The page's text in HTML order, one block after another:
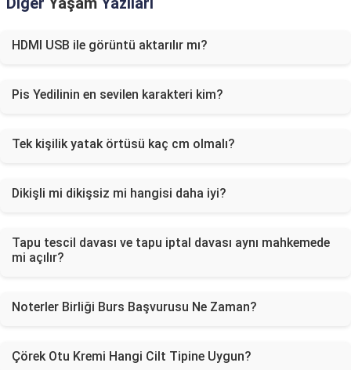
HDMI USB ile görüntü aktarılır mı?
Pis Yedilinin en sevilen karakteri kim?
Tek kişilik yatak örtüsü kaç cm olmalı?
Dikişli mi dikişsiz mi hangisi daha iyi?
Tapu tescil davası ve tapu iptal davası aynı mahkemede
mi açılır?
Noterler Birliği Burs Başvurusu Ne Zaman?
Çörek Otu Kremi Hangi Cilt Tipine Uygun?